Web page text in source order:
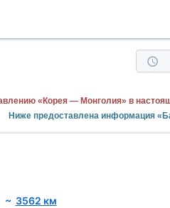
«Корея — Монголия» в
Ниже предоставлена информация
~ 3562 км